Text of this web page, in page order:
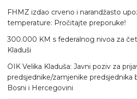
FHMZ izdao crveno i narandžasto
temperature: Pročitajte preporuke!
300.000 KM s federalnog nivoa za
Kladuši
OIK Velika Kladuša: Javni poziv za
predsjednike/zamjenike predsjednika
Bosni i Hercegovini